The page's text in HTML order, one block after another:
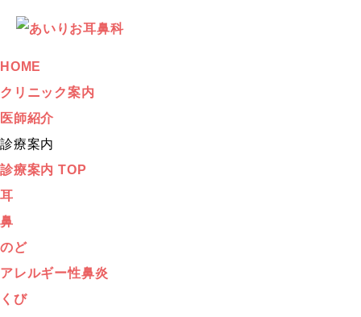
HOME
クリニック案内
医師紹介
診療案内
診療案内 TOP
耳
鼻
のど
アレルギー性鼻炎
くび